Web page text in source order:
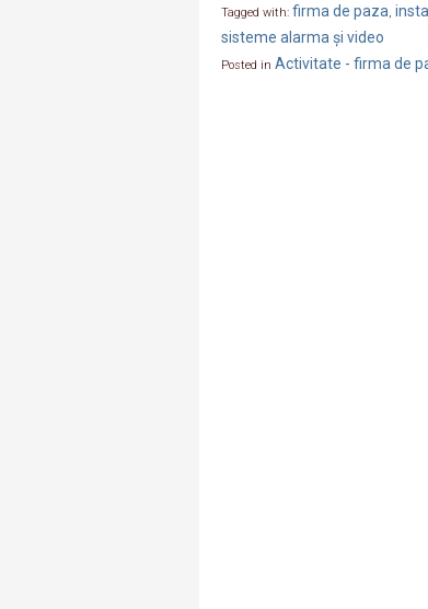
Tagged with: firma de paza,
sisteme alarma și video
Posted in Activitate - firma de